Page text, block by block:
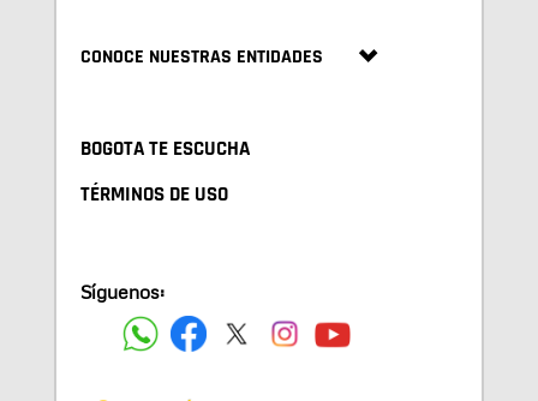
CONOCE NUESTRAS ENTIDADES
BOGOTA TE ESCUCHA
TÉRMINOS DE USO
Síguenos: